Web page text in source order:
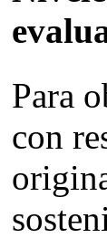
Para
con